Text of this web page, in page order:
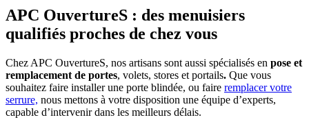
APC OuvertureS : des menuisiers
qualifiés proches de chez vous
Chez APC OuvertureS, nos artisans sont aussi spécialisés en pose et
remplacement de portes, volets, stores et portails. Que vous
souhaitez faire installer une porte blindée, ou faire remplacer votre
serrure, nous mettons à votre disposition une équipe d’experts,
capable d’intervenir dans les meilleurs délais.